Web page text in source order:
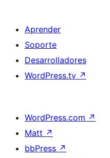
Aprender
Soporte
Desarrolladores
WordPress.tv ↗
WordPress.com ↗
Matt ↗
bbPress ↗